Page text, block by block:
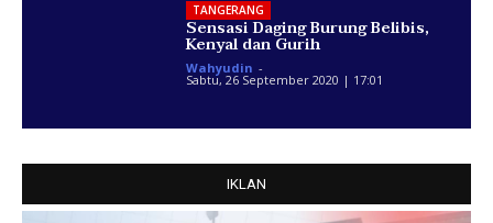
TANGERANG
Sensasi Daging Burung Belibis,
Kenyal dan Gurih
Wahyudin -
Sabtu, 26 September 2020 | 17:01
IKLAN